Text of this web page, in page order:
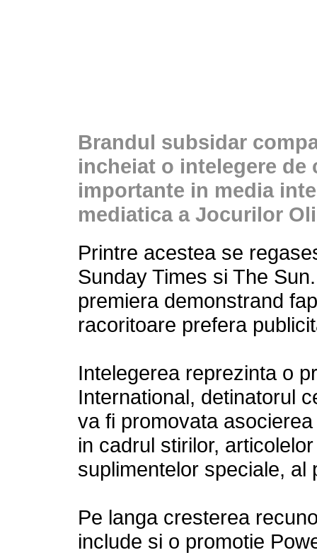
Brandul subsidar
incheiat o intelegere de
importante in media
mediatica a Jocurilor
Printre acestea se
Sunday Times si The
premiera demonstrand
racoritoare prefera
Intelegerea reprezinta o
International, detinatorul
va fi promovata
in cadrul stirilor,
suplimentelor speciale, al
Pe langa cresterea
include si o promotie